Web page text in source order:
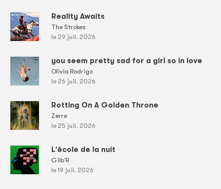
Reality Awaits
The Strokes
le 29 juil. 2026
you seem pretty sad for a girl so in love
Olivia Rodrigo
le 26 juil. 2026
Rotting On A Golden Throne
Zerre
le 25 juil. 2026
L'école de la nuit
Gilb'R
le 19 juil. 2026